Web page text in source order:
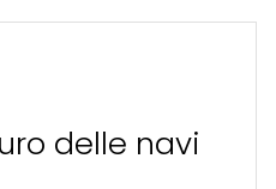
delle navi